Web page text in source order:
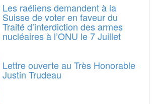
Les raéliens demandent à la
Suisse de voter en faveur du
Traité d’interdiction des armes
nucléaires à l’ONU le 7 Juillet
Lettre ouverte au Très Honorable
Justin Trudeau